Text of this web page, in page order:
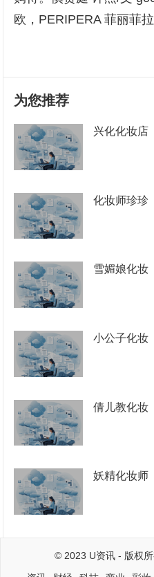
欧，PERIPERA 菲丽菲
为您推荐
兴化化妆店
化妆师珍珍
雪媚娘化妆
小公子化妆
倩儿教化妆
妖精化妆师
© 2023 U资讯 - 版权